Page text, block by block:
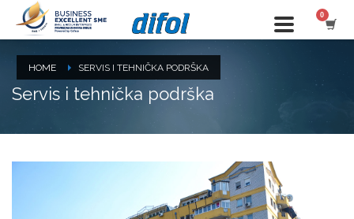
HOME SERVIS I TEHNIČKA PODRŠKA
Servis i tehnička podrška